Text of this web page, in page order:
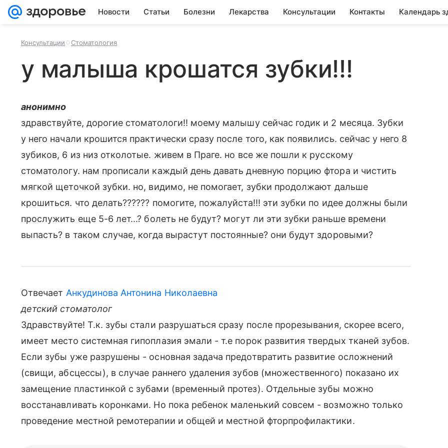
Новости Статьи Болезни Лекарства Консультации Контакты Календарь
Консультации Стоматология
у малыша крошатся зубки!!!
анонимно
здравствуйте, дорогие стоматологи!! моему малышу сейчас годик и 2 месяца. Зубки
у него начали крошится практически сразу после того, как появились. сейчас у него 8
зубиков, 6 из низ отколотые. живем в Праге. но все же пошли к русскому
стоматологу. нам прописали каждый день давать дневную порцию фтора и чистить
мягкой щеточкой зубки. но, видимо, не помогает, зубки продолжают дальше
крошиться. что делать?????? помогите, пожалуйста!!! эти зубки по идее должны были
прослужить еще 5-6 лет...? болеть не будут? могут ли эти зубки раньше времени
выпасть? в таком случае, когда вырастут постоянные? они будут здоровыми?
Отвечает Анкудинова Антонина Николаевна
детский стоматолог
Здравствуйте! Т.к. зубы стали разрушаться сразу после прорезывания, скорее всего,
имеет место системная гипоплазия эмали - т.е порок развития твердых тканей зубов.
Если зубы уже разрушены - основная задача предотвратить развитие осложнений
(свищи, абсцессы), в случае раннего удаления зубов (множественного) показано их
замещение пластинкой с зубами (временный протез). Отдельные зубы можно
восстанавливать коронками. Но пока ребенок маленький совсем - возможно только
проведение местной ремотерапии и общей и местной фторпрофилактики.